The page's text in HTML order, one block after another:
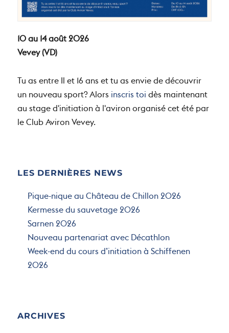
10 au 14 août 2026
Vevey (VD)
Tu as entre Il et 16 ans et tu as envie de découvrir
un nouveau sport? Alorsinscris toidès maintenant
au stage d'initiation à l'aviron organisé cet été par
le Club Aviron Vevey.
LES DERNIÈRES NEWS
Pique-nique au Château de Chillon 2026
Kermesse du sauvetage 2026
Sarnen 2026
Nouveau partenariat avec Décathlon
Week-end du cours d’initiation à Schiffenen
2026
ARCHIVES